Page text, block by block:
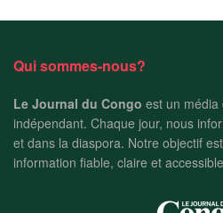
Qui sommes-nous?
Le Journal du Congo est un média
indépendant. Chaque jour, nous
et dans la diaspora. Notre objectif
information fiable, claire et